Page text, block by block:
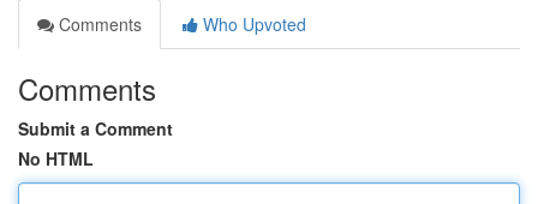
Comments
Who Upvoted
Comments
Submit a Comment
No HTML